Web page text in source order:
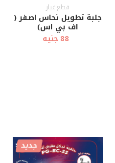
قطع غيار
جلبة تطويل نحاس اصفر (
اف بي اس)
88 جنيه
أضف إلى
العربة عرض سريع
جديد